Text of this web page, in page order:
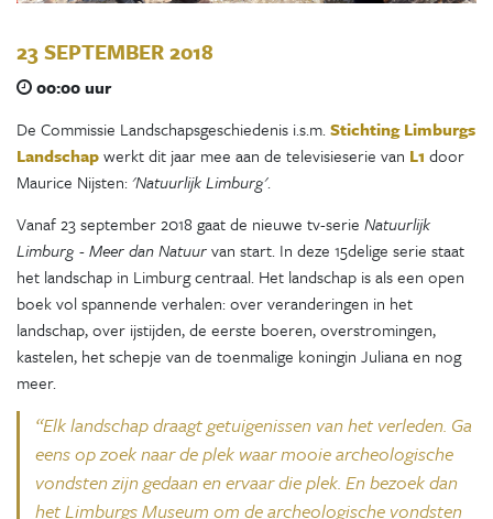
23 SEPTEMBER 2018
00:00 uur
De Commissie Landschapsgeschiedenis i.s.m.Stichting Limburgs
Landschapwerkt dit jaar mee aan de televisieserie van L1 door
Maurice Nijsten:'Natuurlijk Limburg'.
Vanaf 23 september 2018 gaat de nieuwe tv-serie Natuurlijk
Limburg - Meer dan Natuurvan start. In deze 15delige serie staat
het landschap in Limburg centraal. Het landschap is als een open
boek vol spannende verhalen: over veranderingen in het
landschap, over ijstijden, de eerste boeren, overstromingen,
kastelen, het schepje van de toenmalige koningin Juliana en nog
meer.
“Elk landschap draagt getuigenissen van het verleden. Ga
eens op zoek naar de plek waar mooie archeologische
vondsten zijn gedaan en ervaar die plek. En bezoek dan
het Limburgs Museum om de archeologische vondsten